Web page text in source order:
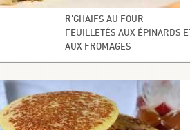
R’GHAIFS AU FOUR
FEUILLETÉS AUX ÉPINARDS ET
AUX FROMAGES